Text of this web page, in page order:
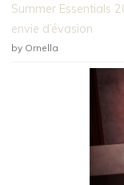
Summer Essentials
envie d’évasion
by Ornella